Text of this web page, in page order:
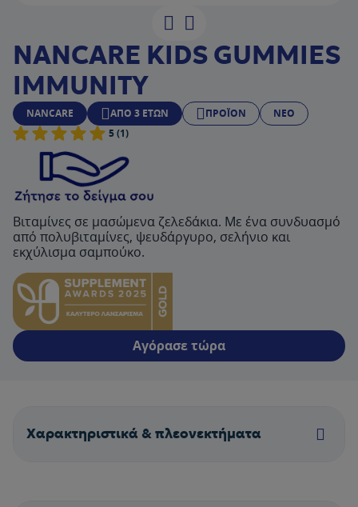
NANCARE KIDS GUMMIES
IMMUNITY
NANCARE ΑΠΌ 3 ΕΤΏΝ ΠΡΟΪΌΝ
ΝΕΟ
5 (1)
Βιταμίνες σε μασώμενα ζελεδάκια. Με ένα συνδυασμό
από πολυβιταμίνες, ψευδάργυρο, σελήνιο και
εκχύλισμα σαμπούκο.
Αγόρασε τώρα
Χαρακτηριστικά & πλεονεκτήματα